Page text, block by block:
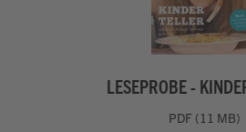
LESEPROBE -
PDF (11 MB)